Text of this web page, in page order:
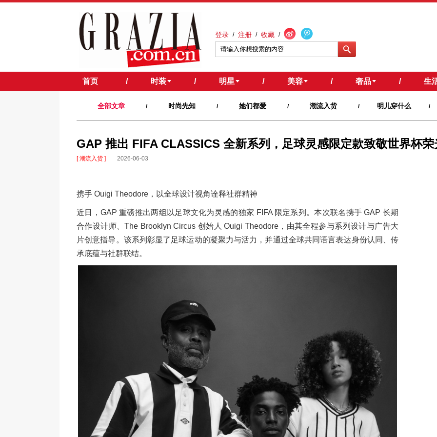
登录 / 注册 / 收藏 /
首页 / 时装 / 明星 / 美容 / 奢品 / 生
全部文章 / 时尚先知 / 她们都爱 / 潮流入货 / 明儿穿什么 /
​GAP 推出 FIFA CLASSICS 全新系列，足球灵感限定款致敬世界杯荣
[ 潮流入货 ] 2026-06-03
携手 Ouigi Theodore，以全球设计视角诠释社群精神
近日，GAP 重磅推出两组以足球文化为灵感的独家 FIFA 限定系列。本次联名携手 GAP 长期
合作设计师、The Brooklyn Circus 创始人 Ouigi Theodore，由其全程参与系列设计与广告大
片创意指导。该系列彰显了足球运动的凝聚力与活力，并通过全球共同语言表达身份认同、传
承底蕴与社群联结。